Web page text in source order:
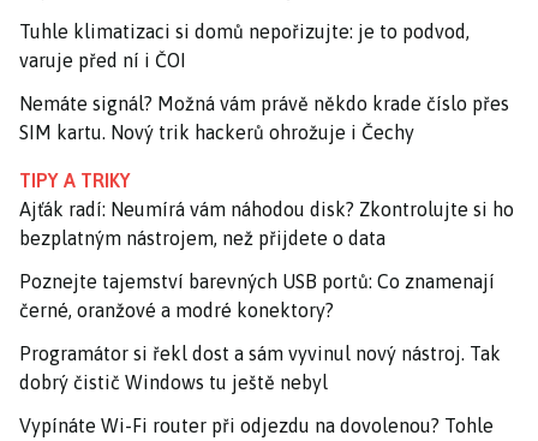
Tuhle klimatizaci si domů nepořizujte: je to podvod,
varuje před ní i ČOI
Nemáte signál? Možná vám právě někdo krade číslo přes
SIM kartu. Nový trik hackerů ohrožuje i Čechy
TIPY A TRIKY
Ajťák radí: Neumírá vám náhodou disk? Zkontrolujte si ho
bezplatným nástrojem, než přijdete o data
Poznejte tajemství barevných USB portů: Co znamenají
černé, oranžové a modré konektory?
Programátor si řekl dost a sám vyvinul nový nástroj. Tak
dobrý čistič Windows tu ještě nebyl
Vypínáte Wi-Fi router při odjezdu na dovolenou? Tohle